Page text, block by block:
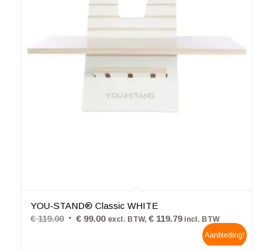
YOU-STAND® Classic WHITE
€119.00 Oorspronkelijke
€99.00Huidige
excl. BTW, €119.79incl. BTW
Aanbieding!